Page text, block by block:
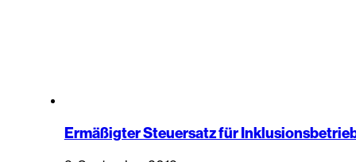
Ermäßigter Steuersatz für